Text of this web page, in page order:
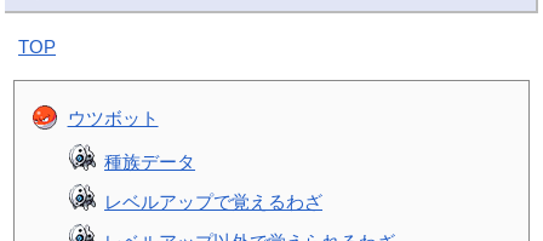
TOP
ウツボット
種族データ
レベルアップで覚えるわざ